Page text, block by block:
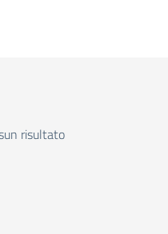
risultato